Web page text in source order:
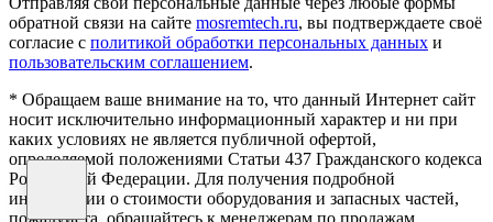
обратной связи на сайте mosremtech.ru, вы подтверждаете своё
согласие с политикой обработки персональных данных и
пользовательским соглашением.
* Обращаем ваше внимание на то, что данный Интернет сайт
носит исключительно информационный характер и ни при
каких условиях не является публичной офертой,
определяемой положениями Статьи 437 Гражданского кодекса
Российской Федерации. Для получения подробной
информации о стоимости оборудования и запасных частей,
пожалуйста, обращайтесь к менеджерам по продажам.